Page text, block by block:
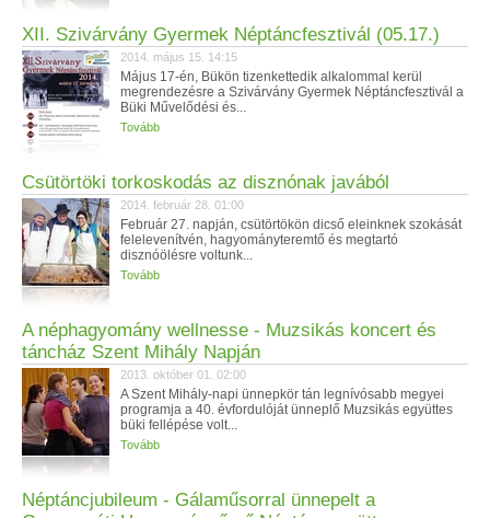
XII. Szivárvány Gyermek Néptáncfesztivál (05.17.)
2014. május 15. 14:15
Május 17-én, Bükön tizenkettedik alkalommal kerül
megrendezésre a Szivárvány Gyermek Néptáncfesztivál a
Büki Művelődési és...
Tovább
Csütörtöki torkoskodás az disznónak javából
2014. február 28. 01:00
Február 27. napján, csütörtökön dicső eleinknek szokását
felelevenítvén, hagyományteremtő és megtartó
disznóölésre voltunk...
Tovább
A néphagyomány wellnesse - Muzsikás koncert és
táncház Szent Mihály Napján
2013. október 01. 02:00
A Szent Mihály-napi ünnepkör tán legnívósabb megyei
programja a 40. évfordulóját ünneplő Muzsikás együttes
büki fellépése volt...
Tovább
Néptáncjubileum - Gálaműsorral ünnepelt a